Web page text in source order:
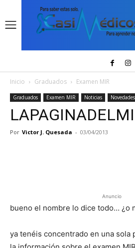
Inicio Graduados Examen MIR
Graduados Examen MIR Noticias Novedades
Por Victor J. Quesada - 03/04/2013
Anuncio
bueno el nombre lo dice todo… ¿o
ya tenéis concentrado en una sola